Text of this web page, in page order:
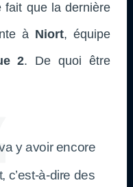
fait que la dernière
à Niort, équipe
2. De quoi être
y avoir encore
c’est-à-dire des